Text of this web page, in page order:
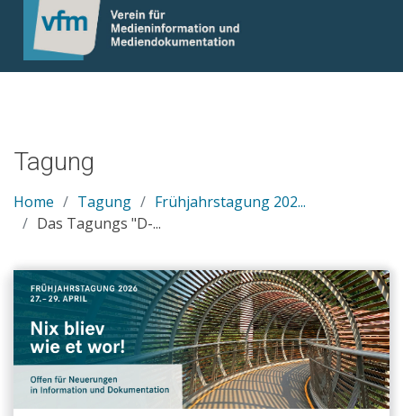
Tagung
Home Tagung
Frühjahrstagung 202...
Das Tagungs "D-...